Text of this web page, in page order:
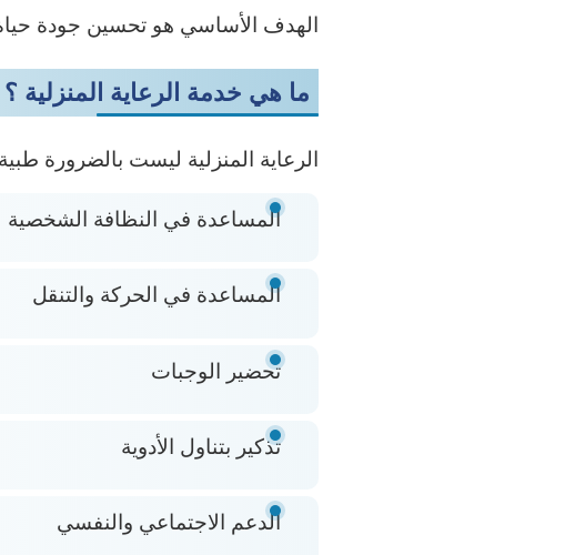
الهدف الأساسي هو تحسين جودة حياة
ما هي خدمة الرعاية المنزلية ؟
الرعاية المنزلية ليست بالضرورة
المساعدة في النظافة الشخصية
المساعدة في الحركة والتنقل
تحضير الوجبات
تذكير بتناول الأدوية
الدعم الاجتماعي والنفسي